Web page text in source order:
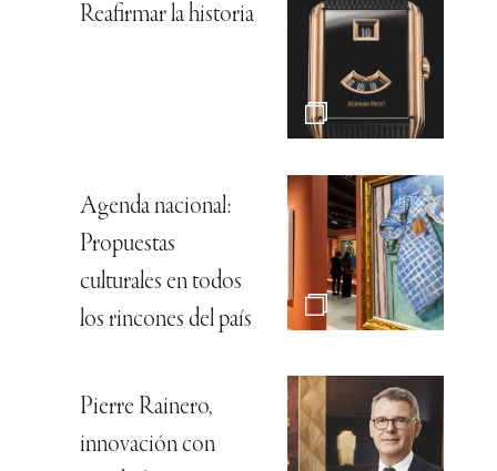
Reafirmar la historia
Agenda nacional:
Propuestas
culturales en todos
los rincones del país
Pierre Rainero,
innovación con